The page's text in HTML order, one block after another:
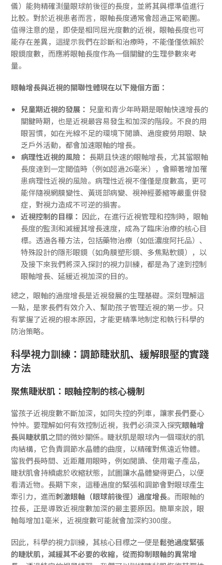
儀）能夠精確測量眼球前後徑的長度，並將其與標準值進行
比較。對於近視患者而言，眼軸長度通常會超過正常範圍。
值得注意的是，即使是相同屈光度數的近視，眼軸長度也可
能存在差異，這提示我們在診斷和治療時，不能僅僅依賴於
眼鏡度數，而應將眼軸長度作為一個關鍵的生理參數來考
量。
眼軸增長與近視的關聯性體現在以下幾個方面：
兒童期近視的發展： 兒童和青少年時期是眼軸快速增長的
關鍵時期，也是近視最容易發生和加深的階段。不良的用
眼習慣，如在光線不足的環境下閱讀、過度疲勞用眼、缺
乏戶外活動，都會加速眼軸的增長。
病理性近視的風險： 長期且快速的眼軸增長，尤其當眼軸
長度達到一定閾值時（例如超過26毫米），會顯著增加罹
患病理性近視的風險。病理性近視不僅僅是度數高，更可
能伴隨視網膜變性、黃斑部病變、視神經萎縮等嚴重併發
症，對視力造成不可逆的損害。
近視控制的目標： 因此，在進行近視管理和控制時，眼軸
長度的監測和減緩其增長速度，成為了臨床治療的核心目
標。透過各種方法，包括藥物治療（如低濃度阿托品）、
特殊設計的隱形眼鏡（如角膜塑形鏡、多焦點軟鏡），以
及接下來我們將深入探討的視力訓練，都是為了達到控制
眼軸增長、延緩近視加深的目的。
總之，眼軸的過度增長是近視發展的生理基礎。深刻理解這
一點，是家長們有效介入、幫助孩子管理近視的第一步。只
有掌握了近視的根本原因，才能更精準地制定和執行科學的
防治策略。
科學視力訓練：調節睫狀肌、緩解眼壓的實踐
方法
聚焦睫狀肌：眼軸控制的核心機制
當孩子近視度數不斷加深，如同失控的列車，讓家長們憂心
忡忡。要理解如何有效控制近視，我們必須深入探究眼軸增
長與睫狀肌之間的微妙關係。睫狀肌是眼球內一個環狀的肌
肉結構，它負責調節水晶體的曲度，以精確對焦遠近物體。
當我們長時間、近距離用眼時，例如閱讀、使用電子產品，
睫狀肌會持續處於收縮狀態，試圖讓水晶體變得更凸，以便
看清近物。長期下來，這種過度的緊張和調節會對眼球產生
牽引力，進而刺激眼軸（眼球前後徑）過度增長。而眼軸的
拉長，正是導致近視度數加深的最主要原因。簡單來說，眼
軸每增加1毫米，近視度數可能就會加深約300度。
因此，科學的視力訓練，其核心目標之一便是鬆弛過度緊張
的睫狀肌，減緩其不必要的收縮，從而抑制眼軸的異常增